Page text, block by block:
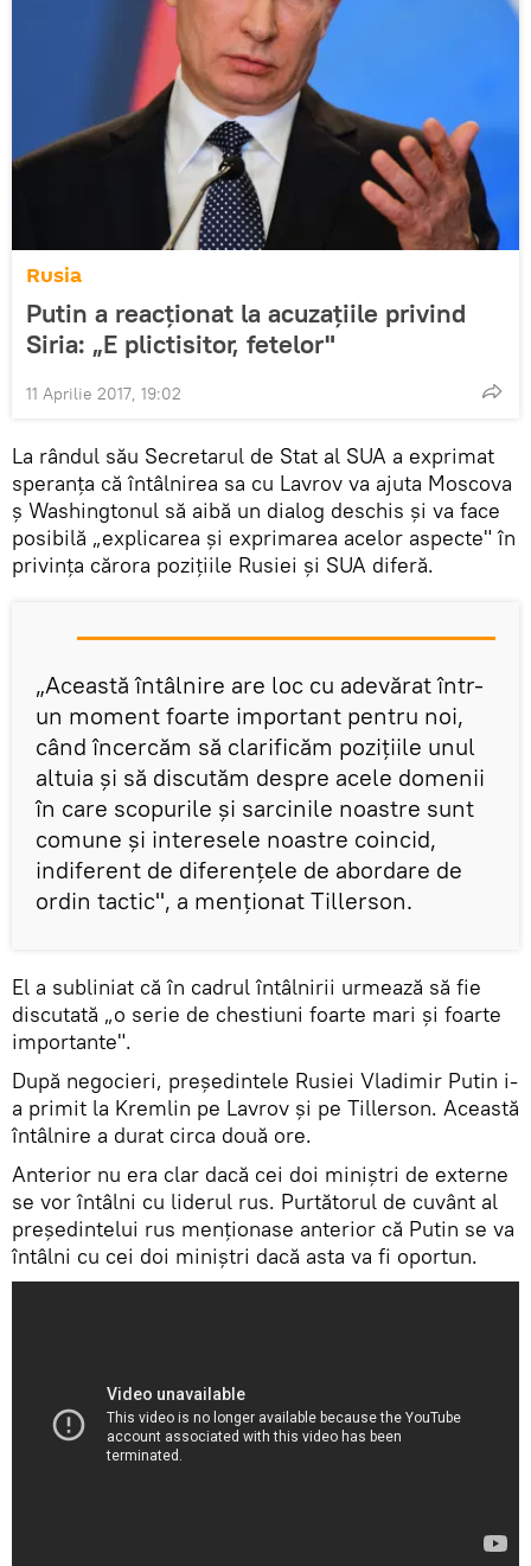
Rusia
Putin a reacționat la acuzațiile privind
Siria: „E plictisitor, fetelor"
11 Aprilie 2017, 19:02
La rândul său Secretarul de Stat al SUA a exprimat
speranța că întâlnirea sa cu Lavrov va ajuta Moscova
ș Washingtonul să aibă un dialog deschis și va face
posibilă „explicarea și exprimarea acelor aspecte" în
privința cărora pozițiile Rusiei și SUA diferă.
„Această întâlnire are loc cu adevărat într-
un moment foarte important pentru noi,
când încercăm să clarificăm pozițiile unul
altuia și să discutăm despre acele domenii
în care scopurile și sarcinile noastre sunt
comune și interesele noastre coincid,
indiferent de diferențele de abordare de
ordin tactic", a menționat Tillerson.
El a subliniat că în cadrul întâlnirii urmează să fie
discutată „o serie de chestiuni foarte mari și foarte
importante".
După negocieri, președintele Rusiei Vladimir Putin i-
a primit la Kremlin pe Lavrov și pe Tillerson. Această
întâlnire a durat circa două ore.
Anterior nu era clar dacă cei doi miniștri de externe
se vor întâlni cu liderul rus. Purtătorul de cuvânt al
președintelui rus menționase anterior că Putin se va
întâlni cu cei doi miniștri dacă asta va fi oportun.